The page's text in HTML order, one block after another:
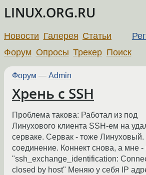
LINUX.ORG.RU
Новости Галерея Статьи
Форум Опросы Трекер Поиск
Форум — Admin
Хрень с SSH
Проблема такова: Работал из под
Линухового клиента SSH-ем на
серваке. Сервак - тоже
соединение. Коннект снова, а мне -
"ssh_exchange_identification:
closed by host" Меняю у себя IP